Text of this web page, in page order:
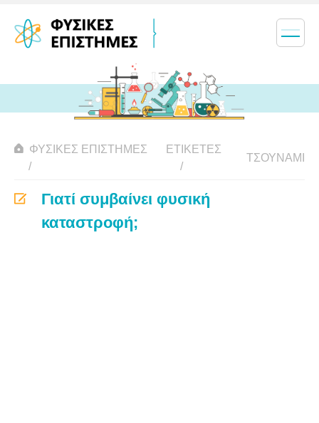
ΦΥΣΙΚΈΣ ΕΠΙΣΤΉΜΕΣ ΕΤΙΚΈΤΕΣ
ΤΣΟΥΝΆΜΙ
Γιατί συμβαίνει φυσική
καταστροφή;